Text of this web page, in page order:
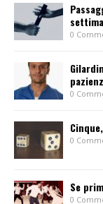
0
0
0
Se
0